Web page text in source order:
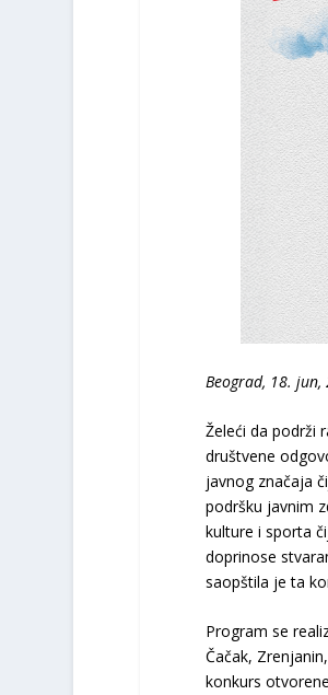
Beograd, 18.
Želeći da podrži
društvene
javnog značaja
podršku javnim
kulture i sporta
doprinose
saopštila je ta
Program se
Čačak,
konkurs